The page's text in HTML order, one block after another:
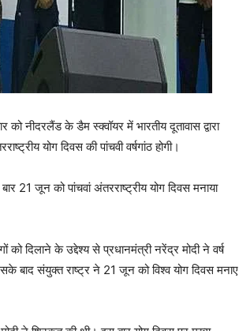
नीदरलैंड के डैम स्क्वॉयर में भारतीय दूतावास द्वारा
योग दिवस की पांचवी वर्षगांठ होगी।
21 जून को पांचवां अंतरराष्ट्रीय योग दिवस मनाया
दिलाने के उद्देश्य से प्रधानमंत्री नरेंद्र मोदी ने वर्ष
बाद संयुक्त राष्ट्र ने 21 जून को विश्व योग दिवस मनाए